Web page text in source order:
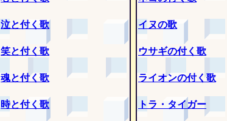
泣と付く歌
笑と付く歌
魂と付く歌
時と付く歌
イヌの歌
ウサギの付く歌
ライオンの付く歌
トラ・タイガー